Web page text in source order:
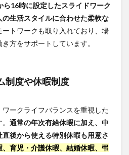
ら16時に設定したスライドワーク
生活スタイルに合わせた柔軟な
ートワークも取り入れており、場
方をサポートしています。
制度や休暇制度
ークライフバランスを重視した
通常の年次有給休暇に加え、中
後から使える特別休暇も用意さ
、育児・介護休暇、結婚休暇、弔